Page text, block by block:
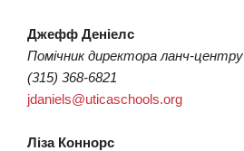
Джефф Деніелс
Помічник директора ланч-центру
(315) 368-6821
jdaniels@uticaschools.org
Ліза Коннорс